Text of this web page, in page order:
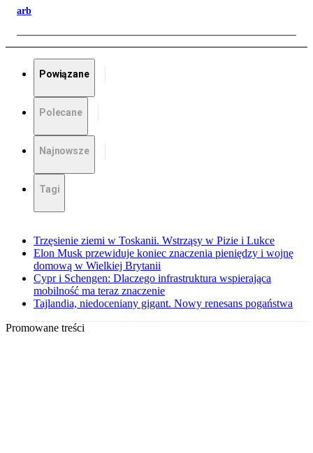
arb
Powiązane
Polecane
Najnowsze
Tagi
Trzęsienie ziemi w Toskanii. Wstrząsy w Pizie i Lukce
Elon Musk przewiduje koniec znaczenia pieniędzy i wojnę
domową w Wielkiej Brytanii
Cypr i Schengen: Dlaczego infrastruktura wspierająca
mobilność ma teraz znaczenie
Tajlandia, niedoceniany gigant. Nowy renesans pogaństwa
Promowane treści